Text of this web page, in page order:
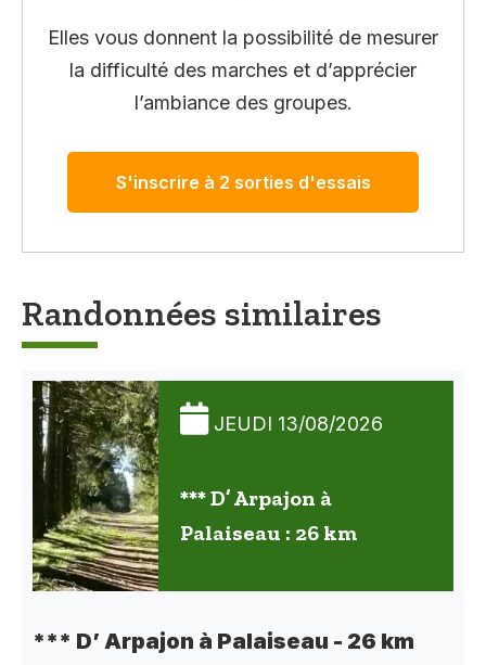
Elles vous donnent la possibilité de mesurer
la difficulté des marches et d’apprécier
l’ambiance des groupes.
S'inscrire à 2 sorties d'essais
Randonnées similaires
JEUDI 13/08/2026
*** D’ Arpajon à
Palaiseau : 26 km
*** D’ Arpajon à Palaiseau - 26 km